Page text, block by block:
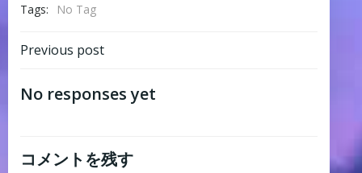
Tags:
No Tag
Post
navigation
Previous post
No responses yet
コメントを残す